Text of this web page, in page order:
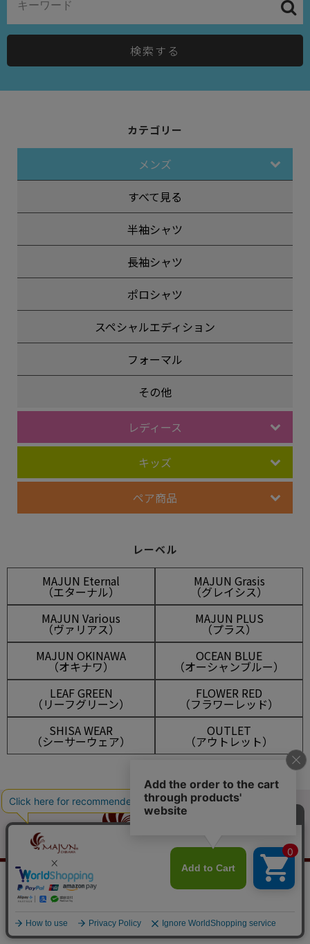
検索する
カテゴリー
メンズ
すべて見る
半袖シャツ
長袖シャツ
ポロシャツ
スペシャルエディション
フォーマル
その他
レディース
キッズ
ペア商品
レーベル
MAJUN Eternal
（エターナル）
MAJUN Grasis
（グレイシス）
MAJUN Various
（ヴァリアス）
MAJUN PLUS
（プラス）
MAJUN OKINAWA
（オキナワ）
OCEAN BLUE
（オーシャンブルー）
LEAF GREEN
（リーフグリーン）
FLOWER RED
（フラワーレッド）
SHISA WEAR
（シーサーウェア）
OUTLET
（アウトレット）
マイアカウント
新規会員登録 ログイン
会員は825ポイント付与！
¥16,500税込